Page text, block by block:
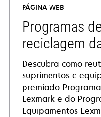
new
tab
PÁGINA WEB
Programas
reciclagem
Descubra como
suprimentos e
premiado
Lexmark e do
Equipamentos